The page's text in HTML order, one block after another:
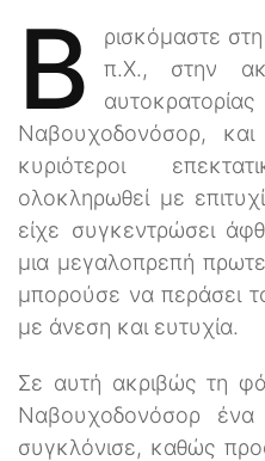
Β ρισκόμαστε
π.Χ., στην
Ναβουχοδονόσορ,
κυριότεροι
ολοκληρωθεί με
είχε συγκεντρώσει
μια μεγαλοπρεπή
μπορούσε να περάσει
με άνεση και ευτυχία.
Σε αυτή ακριβώς τη
Ναβουχοδονόσορ
συγκλόνισε, καθώς